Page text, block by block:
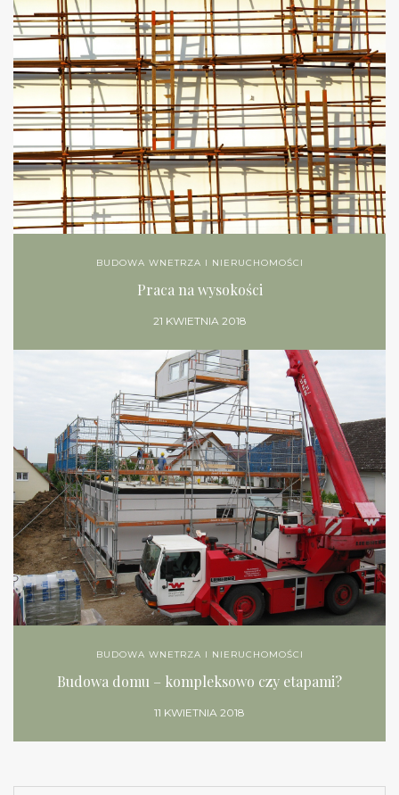
BUDOWA WNETRZA I NIERUCHOMOŚCI
Praca na wysokości
21 KWIETNIA 2018
BUDOWA WNETRZA I NIERUCHOMOŚCI
Budowa domu – kompleksowo czy etapami?
11 KWIETNIA 2018